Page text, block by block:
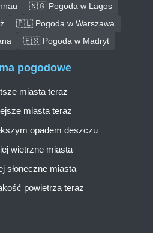
🇳🇬 Pogoda w Lagos
🇵🇱 Pogoda w Warszawa
🇪🇸 Pogoda w Madryt
pogodowe
miasta teraz
miasta teraz
opadem deszczu
wietrzne miasta
słoneczne miasta
powietrza teraz